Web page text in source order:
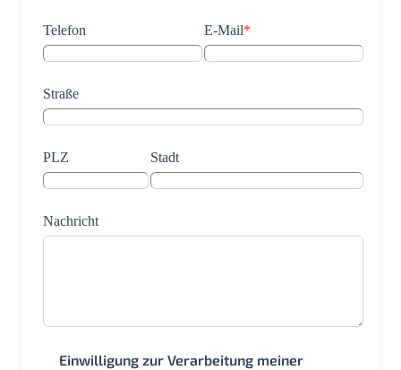
Telefon E-Mail*
Straße
PLZ Stadt
Nachricht
Einwilligung zur Verarbeitung meiner